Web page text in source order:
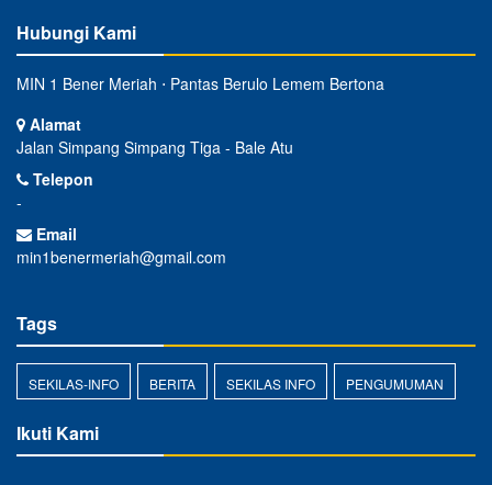
Hubungi Kami
MIN 1 Bener Meriah ⋅ Pantas Berulo Lemem Bertona
Alamat
Jalan Simpang Simpang Tiga - Bale Atu
Telepon
-
Email
min1benermeriah@gmail.com
Tags
SEKILAS-INFO BERITA SEKILAS INFO PENGUMUMAN
Ikuti Kami